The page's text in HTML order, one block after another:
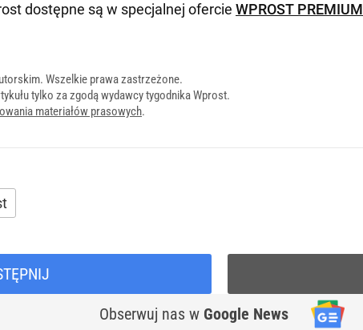
dostępne są w specjalnej ofercie WPROST PREMIUM
Wszelkie prawa zastrzeżone.
tylko za zgodą wydawcy tygodnika Wprost.
materiałów prasowych.
Obserwuj nas w Google News